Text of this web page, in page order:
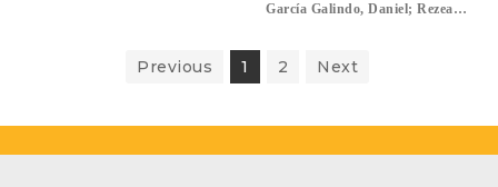
García Galindo, Daniel; Rezeau,
Previous 1 2 Next